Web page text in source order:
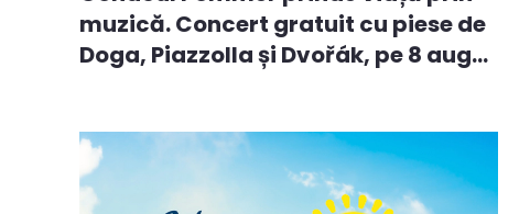
muzică. Concert gratuit cu piese de
Doga, Piazzolla și Dvořák, pe 8 aug...